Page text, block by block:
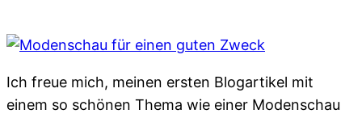
Ich freue mich, meinen ersten Blogartikel mit
einem so schönen Thema wie einer Modenschau